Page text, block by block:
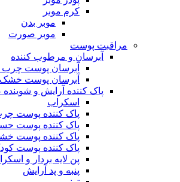
موبر صورت
مراقبت پوست
آبرسان و مرطوب کننده
آبرسان پوست چرب و مختلط
آبرسان پوست خشک و حساس
پاک کننده آرایش و شوینده صورت
پاک کننده پوست چرب و آکنه دار
پاک کننده پوست حساس
پاک کننده پوست خشک
پاک کننده پوست کودک
پن لایه بردار و اسکراب
پنبه و پد آرایش